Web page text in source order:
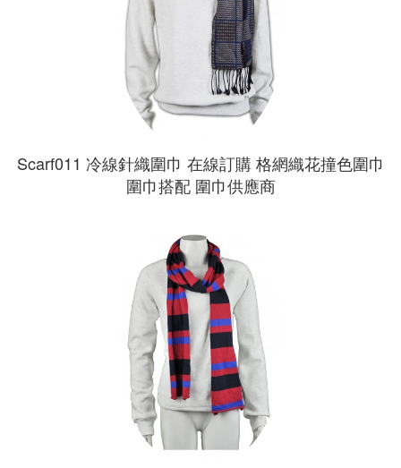
Scarf011 冷線針織圍巾 在線訂購 格網織花撞色圍巾
圍巾搭配 圍巾供應商